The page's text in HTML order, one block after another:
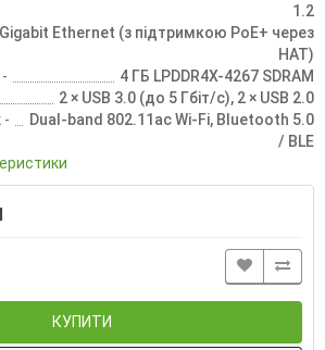
1.2
Gigabit Ethernet (з підтримкою PoE+ через
HAT)
4 ГБ LPDDR4X-4267 SDRAM
2 × USB 3.0 (до 5 Гбіт/с), 2 × USB 2.0
-
Dual-band 802.11ac Wi-Fi, Bluetooth 5.0
/ BLE
КУПИТИ